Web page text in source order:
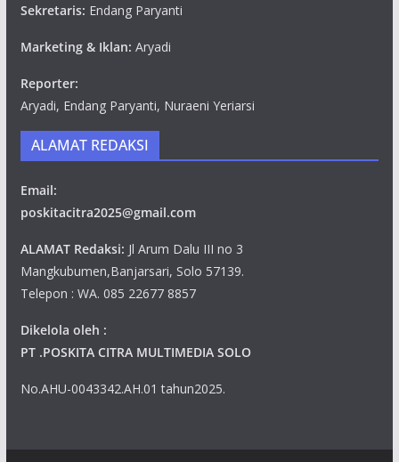
Sekretaris: Endang Paryanti
Marketing & Iklan: Aryadi
Reporter:
Aryadi, Endang Paryanti, Nuraeni Yeriarsi
ALAMAT REDAKSI
Email:
poskitacitra2025@gmail.com
ALAMAT Redaksi: Jl Arum Dalu III no 3
Mangkubumen,Banjarsari, Solo 57139.
Telepon : WA. 085 22677 8857
Dikelola oleh :
PT .POSKITA CITRA MULTIMEDIA SOLO
No.AHU-0043342.AH.01 tahun2025.